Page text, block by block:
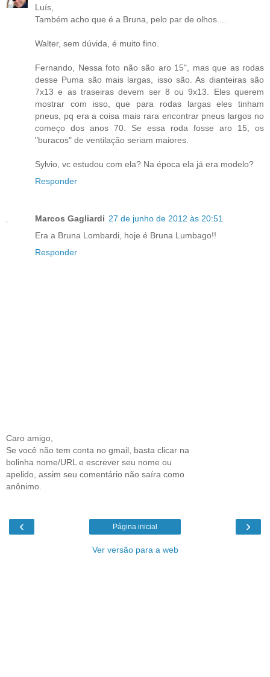
Luís,
Também acho que é a Bruna, pelo par de olhos....
Walter, sem dúvida, é muito fino.
Fernando, Nessa foto não são aro 15", mas que as rodas
desse Puma são mais largas, isso são. As dianteiras são
7x13 e as traseiras devem ser 8 ou 9x13. Eles querem
mostrar com isso, que para rodas largas eles tinham
pneus, pq era a coisa mais rara encontrar pneus largos no
começo dos anos 70. Se essa roda fosse aro 15, os
"buracos" de ventilação seriam maiores.
Sylvio, vc estudou com ela? Na época ela já era modelo?
Responder
Marcos Gagliardi 27 de junho de 2012 às 20:51
Era a Bruna Lombardi, hoje é Bruna Lumbago!!
Responder
Caro amigo,
Se você não tem conta no gmail, basta clicar na
bolinha nome/URL e escrever seu nome ou
apelido, assim seu comentário não saíra como
anônimo.
‹ ›
Página inicial
Ver versão para a web